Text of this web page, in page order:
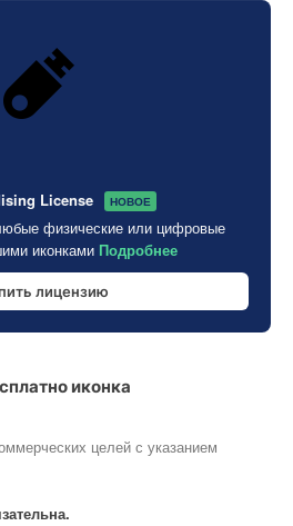
License НОВОЕ
физические или цифровые
иконками Подробнее
лицензию
иконка
целей с указанием